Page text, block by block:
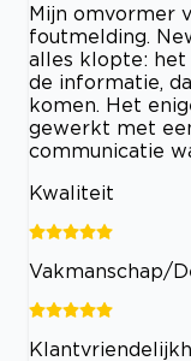
Mijn omvormer
foutmelding.
alles klopte: het
de informatie,
komen. Het
gewerkt met
communicatie
Kwaliteit
Vakmanschap/